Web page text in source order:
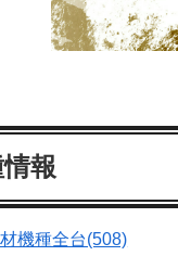
報
機種全台(508)